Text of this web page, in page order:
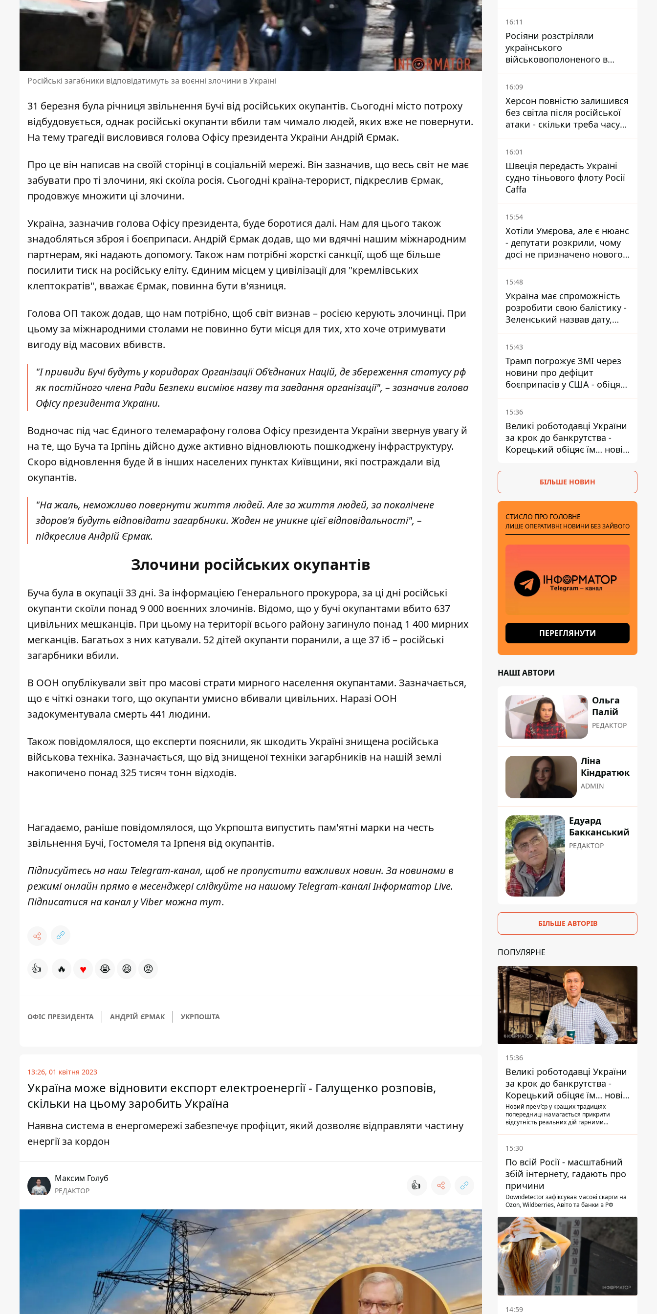
Російські загабники відповідатимуть за воєнні злочини в Україні
31 березня була річниця звільнення Бучі від російських окупантів. Сьогодні місто потроху
відбудовується, однак російські окупанти вбили там чимало людей, яких вже не повернути.
На тему трагедії висловився голова Офісу президента України Андрій Єрмак.
Про це він написав на своїй сторінці в соціальній мережі. Він зазначив, що весь світ не має
забувати про ті злочини, які скоїла росія. Сьогодні країна-терорист, підкреслив Єрмак,
продовжує множити ці злочини.
Україна, зазначив голова Офісу президента, буде боротися далі. Нам для цього також
знадобляться зброя і боєприпаси. Андрій Єрмак додав, що ми вдячні нашим міжнародним
партнерам, які надають допомогу. Також нам потрібні жорсткі санкції, щоб ще більше
посилити тиск на російську еліту. Єдиним місцем у цивілізації для "кремлівських
клептократів", вважає Єрмак, повинна бути в'язниця.
Голова ОП також додав, що нам потрібно, щоб світ визнав – росією керують злочинці. При
цьому за міжнародними столами не повинно бути місця для тих, хто хоче отримувати
вигоду від масових вбивств.
"І привиди Бучі будуть у коридорах Організації Об’єднаних Націй, де збереження статусу рф
як постійного члена Ради Безпеки висміює назву та завдання організації", – зазначив голова
Офісу президента України.
Водночас під час Єдиного телемарафону голова Офісу президента України звернув увагу й
на те, що Буча та Ірпінь дійсно дуже активно відновлюють пошкоджену інфраструктуру.
Скоро відновлення буде й в інших населених пунктах Київщини, які постраждали від
окупантів.
"На жаль, неможливо повернути життя людей. Але за життя людей, за покалічене
здоров'я будуть відповідати загарбники. Жоден не уникне цієї відповідальності", –
підкреслив Андрій Єрмак.
Злочини російських окупантів
Буча була в окупації 33 дні. За інформацією Генерального прокурора, за ці дні російські
окупанти скоїли понад 9 000 воєнних злочинів. Відомо, що у бучі окупантами вбито 637
цивільних мешканців. При цьому на території всього району загинуло понад 1 400 мирних
мегканців. Багатьох з них катували. 52 дітей окупанти поранили, а ще 37 іб – російські
загарбники вбили.
В ООН опублікували звіт про масові страти мирного населення окупантами. Зазначається,
що є чіткі ознаки того, що окупанти умисно вбивали цивільних. Наразі ООН
задокументувала смерть 441 людини.
Також повідомлялося, що експерти пояснили, як шкодить Україні знищена російська
військова техніка. Зазначається, що від знищеної техніки загарбників на нашій землі
накопичено понад 325 тисяч тонн відходів.
Нагадаємо, раніше повідомлялося, що Укрпошта випустить пам'ятні марки на честь
звільнення Бучі, Гостомеля та Ірпеня від окупантів.
Підписуйтесь на наш Telegram-канал, щоб не пропустити важливих новин. За новинами в
режимі онлайн прямо в месенджері слідкуйте на нашому Telegram-каналіІнформатор Live.
Підписатися на канал у Viber можнатут.
👍 🔥 ♥ 😭 😆 😡
ОФІС ПРЕЗИДЕНТА АНДРІЙ ЄРМАК УКРПОШТА
13:26, 01 квітня 2023
Україна може відновити експорт електроенергії - Галущенко розповів,
скільки на цьому заробить Україна
Наявна система в енергомережі забезпечує профіцит, який дозволяє відправляти частину
енергії за кордон
Максим Голуб
РЕДАКТОР 👍
16:11
Росіяни розстріляли
українського
військовополоненого в
районі Мирного на
Донеччині
16:09
Херсон повністю залишився
без світла після російської
атаки - скільки треба часу
на відновлення
16:01
Швеція передасть Україні
судно тіньового флоту Росії
Caffa
15:54
Хотіли Умєрова, але є нюанс
- депутати розкрили, чому
досі не призначено нового
посла у США
15:48
Україна має спроможність
розробити свою балістику -
Зеленський назвав дату,
коли вона з'явиться
15:43
Трамп погрожує ЗМІ через
новини про дефіцит
боєприпасів у США - обіцяє
знайти і ув’язнити всіх
15:36
Великі роботодавці України
за крок до банкрутства -
Корецький обіцяє їм… нові
БІЛЬШЕ НОВИН
СТИСЛО ПРО ГОЛОВНЕ
ЛИШЕ ОПЕРАТИВНІ НОВИНИ БЕЗ ЗАЙВОГО
ПЕРЕГЛЯНУТИ
НАШІ АВТОРИ
Ольга
Палій
РЕДАКТОР
Ліна
Кіндратюк
ADMIN
Едуард
Бакканський
РЕДАКТОР
БІЛЬШЕ АВТОРІВ
ПОПУЛЯРНЕ
15:36
Великі роботодавці України
за крок до банкрутства -
Корецький обіцяє їм… нові
склади
Новий прем’єр у кращих традиціях
попередниці намагається прикрити
відсутність реальних дій гарними
15:30
По всій Росії - масштабний
збій інтернету, гадають про
причини
Downdetector зафіксував масові скарги на
Ozon, Wildberries, Авіто та банки в РФ
14:59